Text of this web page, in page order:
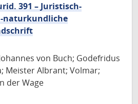
391 – Juristisch-
naturkundliche
von Buch; Godefridus
Meister Albrant; Volmar;
der Wage